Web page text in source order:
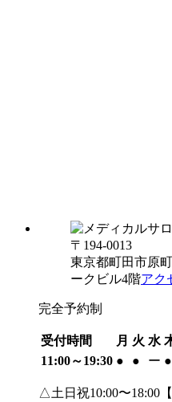
〒194-0013
東京都町田市原
ークビル4階アク
完全予約制
受付時間 月 火 水
11:00～19:30 ● ● ー ●
△土日祝10:00〜18:00